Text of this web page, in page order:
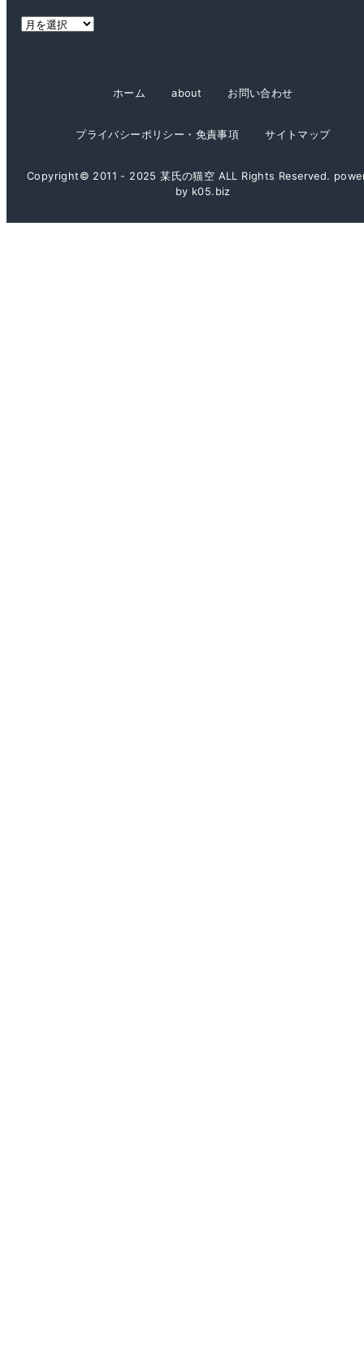
ア
ホーム about お問い合わせ
プライバシーポリシー・免責事項 サイトマップ
Copyright© 2011 - 2025 某氏の猫空 ALL Rights Reserved.
by k05.biz